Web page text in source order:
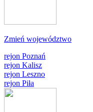
Zmień województwo
rejon Poznań
rejon Kalisz
rejon Leszno
rejon Piła